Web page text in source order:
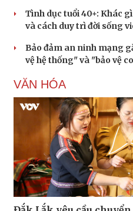
Tình dục tuổi 40+: Khác
và cách duy trì đời sống
Bảo đảm an ninh mạng
vệ hệ thống" và "bảo vệ
VĂN HÓA